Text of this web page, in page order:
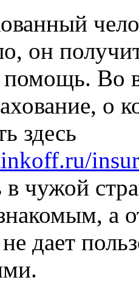
он
Во
о
здесь
чужой
а
дает